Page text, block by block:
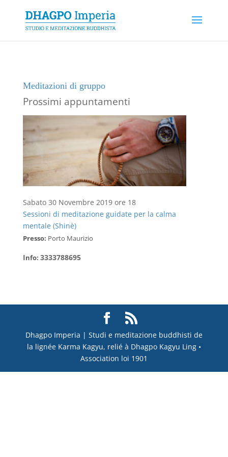
Meditazioni di gruppo
Prossimi appuntamenti
Sabato 30 Novembre 2019 ore 18
Sessioni di meditazione guidate per la calma
mentale (Shinè)
Presso: Porto Maurizio
Info: 3333788695
Dhagpo Imperia | Studi e meditazione buddhisti de
la lignée Karma Kagyu, relié à Dhagpo Kagyu Ling •
Association loi 1901